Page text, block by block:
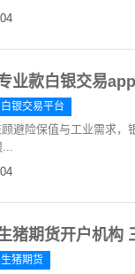
业款白银交易
白银交易平台
避险保值与工业需求，
猪期货开户机构
生猪期货